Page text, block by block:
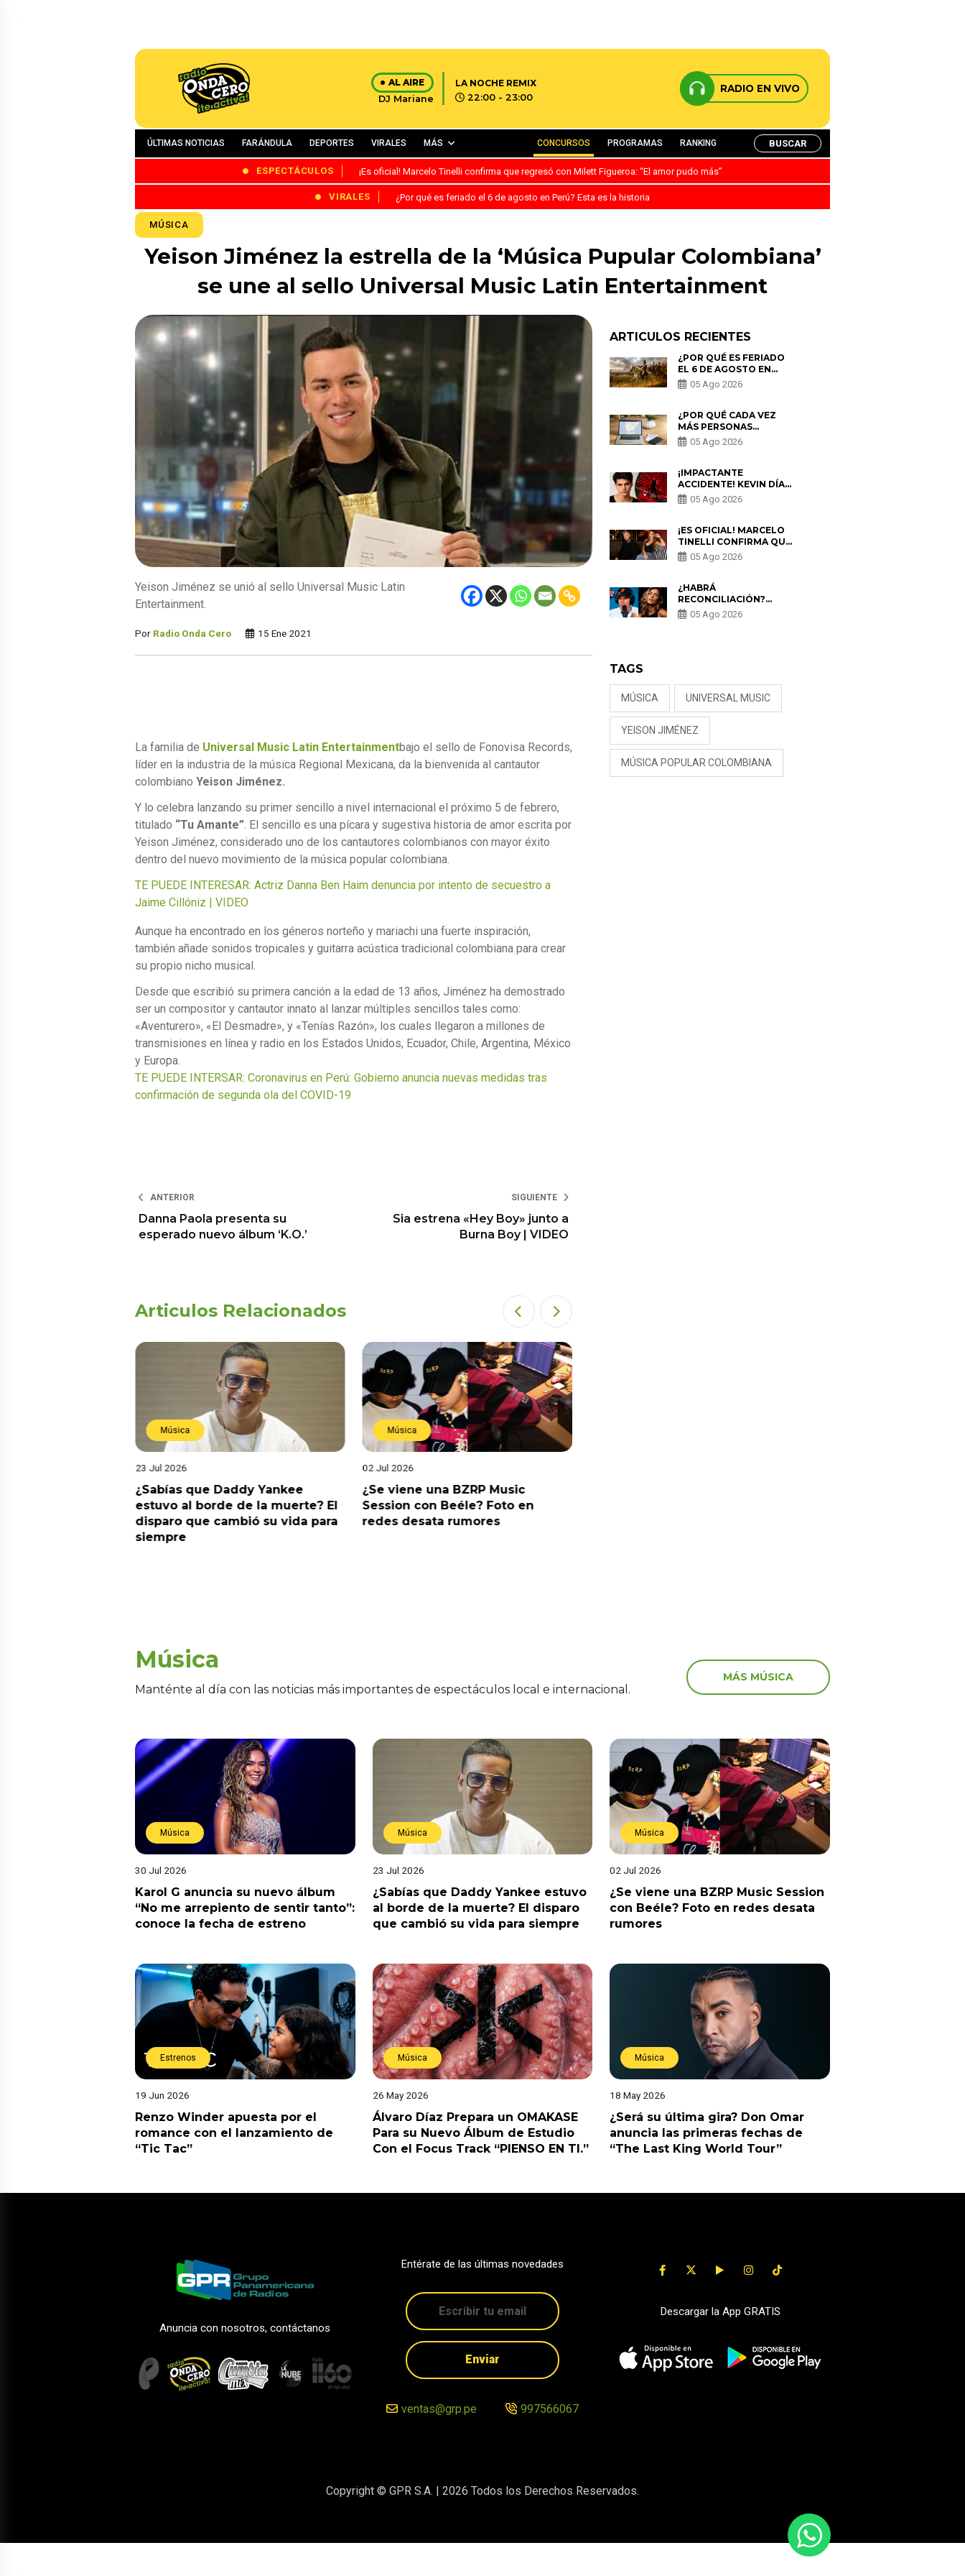
AL AIRE
DJ Mariane
LA NOCHE REMIX
22:00 - 23:00
RADIO EN VIVO
ÚLTIMAS NOTICIAS FARÁNDULA DEPORTES VIRALES MÁS CONCURSOS PROGRAMAS RANKING BUSCAR
ESPECTÁCULOS ¡Es oficial! Marcelo Tinelli confirma que regresó con Milett Figueroa: “El amor pudo más”
VIRALES ¿Por qué es feriado el 6 de agosto en Perú? Esta es la historia
MÚSICA
Yeison Jiménez la estrella de la ‘Música Pupular Colombiana’
se une al sello Universal Music Latin Entertainment
Yeison Jiménez se unió al sello Universal Music Latin
Entertainment.
Por Radio Onda Cero 15 Ene 2021
La familia de Universal Music Latin Entertainmentbajo el sello de Fonovisa Records,
líder en la industria de la música Regional Mexicana, da la bienvenida al cantautor
colombiano Yeison Jiménez.
Y lo celebra lanzando su primer sencillo a nivel internacional el próximo 5 de febrero,
titulado “Tu Amante”. El sencillo es una pícara y sugestiva historia de amor escrita por
Yeison Jiménez, considerado uno de los cantautores colombianos con mayor éxito
dentro del nuevo movimiento de la música popular colombiana.
TE PUEDE INTERESAR: Actriz Danna Ben Haim denuncia por intento de secuestro a
Jaime Cillóniz | VIDEO
Aunque ha encontrado en los géneros norteño y mariachi una fuerte inspiración,
también añade sonidos tropicales y guitarra acústica tradicional colombiana para crear
su propio nicho musical.
Desde que escribió su primera canción a la edad de 13 años, Jiménez ha demostrado
ser un compositor y cantautor innato al lanzar múltiples sencillos tales como:
«Aventurero», «El Desmadre», y «Tenías Razón», los cuales llegaron a millones de
transmisiones en línea y radio en los Estados Unidos, Ecuador, Chile, Argentina, México
y Europa.
TE PUEDE INTERSAR: Coronavirus en Perú: Gobierno anuncia nuevas medidas tras
confirmación de segunda ola del COVID-19
ANTERIOR
Danna Paola presenta su
esperado nuevo álbum ‘K.O.’
SIGUIENTE
Sia estrena «Hey Boy» junto a
Burna Boy | VIDEO
Articulos Relacionados
Música
23 Jul 2026
¿Sabías que Daddy Yankee
estuvo al borde de la muerte? El
disparo que cambió su vida para
siempre
Música
02 Jul 2026
¿Se viene una BZRP Music
Session con Beéle? Foto en
redes desata rumores
ARTICULOS RECIENTES
¿POR QUÉ ES FERIADO
EL 6 DE AGOSTO EN
PERÚ? ESTA ES LA
HISTORIA
05 Ago 2026
¿POR QUÉ CADA VEZ
MÁS PERSONAS
UTILIZAN UNA VPN
PARA PROTEGER SU
05 Ago 2026
¡IMPACTANTE
ACCIDENTE! KEVIN DÍAZ
CAE DESDE OCHO
METROS EN “ESTO ES
PREOCUPACIÓN
05 Ago 2026
¡ES OFICIAL! MARCELO
TINELLI CONFIRMA QUE
REGRESÓ CON MILETT
FIGUEROA: “EL AMOR
05 Ago 2026
¿HABRÁ
RECONCILIACIÓN?
MARIO HART ADMITE
QUE PODRÍA VOLVER
05 Ago 2026
TAGS
MÚSICA UNIVERSAL MUSIC
YEISON JIMÉNEZ
MÚSICA POPULAR COLOMBIANA
Música
Manténte al día con las noticias más importantes de espectáculos local e internacional.
MÁS MÚSICA
Música
30 Jul 2026
Karol G anuncia su nuevo álbum
“No me arrepiento de sentir tanto”:
conoce la fecha de estreno
Música
23 Jul 2026
¿Sabías que Daddy Yankee estuvo
al borde de la muerte? El disparo
que cambió su vida para siempre
Música
02 Jul 2026
¿Se viene una BZRP Music Session
con Beéle? Foto en redes desata
rumores
Estrenos
19 Jun 2026
Renzo Winder apuesta por el
romance con el lanzamiento de
“Tic Tac”
Música
26 May 2026
Álvaro Díaz Prepara un OMAKASE
Para su Nuevo Álbum de Estudio
Con el Focus Track “PIENSO EN TI.”
Música
18 May 2026
¿Será su última gira? Don Omar
anuncia las primeras fechas de
“The Last King World Tour”
Anuncia con nosotros, contáctanos
Entérate de las últimas novedades
Enviar
ventas@grp.pe 997566067
Descargar la App GRATIS
Copyright © GPR S.A. | 2026 Todos los Derechos Reservados.